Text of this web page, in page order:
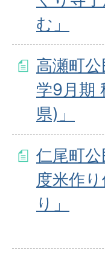
む」
高瀬町
学9月期
県)」
仁尾町
度米作
り」